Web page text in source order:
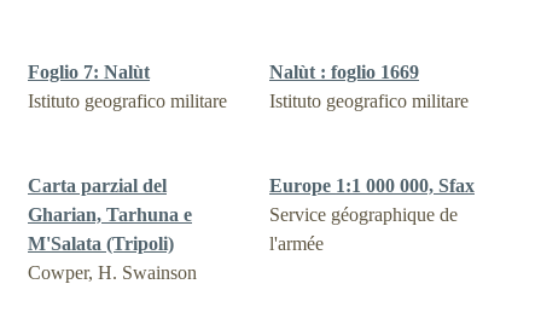
Foglio 7: Nalùt
Istituto geografico militare
Nalùt : foglio 1669
Istituto geografico militare
Carta parzial del
Gharian, Tarhuna e
M'Salata (Tripoli)
Cowper, H. Swainson
Europe 1:1 000 000, Sfax
Service géographique de
l'armée